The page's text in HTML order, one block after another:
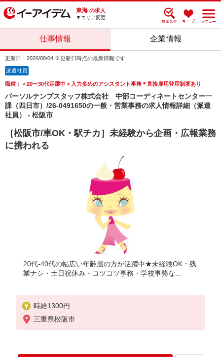
東海 の求人
▼エリア変更
仕事情報 企業情報
更新日：2026/08/04 ※更新日時点の最新情報です
派遣社員
職種：＜20〜30代活躍中＞入力多めのアシスタント事務＊直接雇用登用制度あり
パーソルテンプスタッフ株式会社 中部コーディネートセンター一
課（四日市）/26-0491650の一般・営業事務の求人情報詳細（派遣
社員） - 松阪市
［松阪市/車OK・駅チカ］未経験から企画・広報業務
に携われる
20代-40代の幅広い年齢層の方が活躍中★未経験OK・残
業ナシ・土日祝休み・コツコツ事務・学校事務な...
時給1300円
■月収例：時給1,300円×1日8時間×月21日＝218,400
円＋残業代
三重県松阪市